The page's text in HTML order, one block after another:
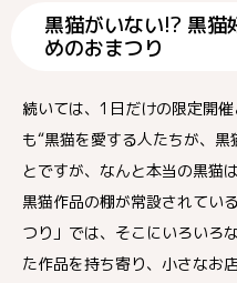
黒猫がいない!? 黒猫
めのおまつり
続いては、1日だけの限定開
も“黒猫を愛する人たちが、
とですが、なんと本当の黒猫
黒猫作品の棚が常設されてい
つり」では、そこにいろいろ
た作品を持ち寄り、小さなお